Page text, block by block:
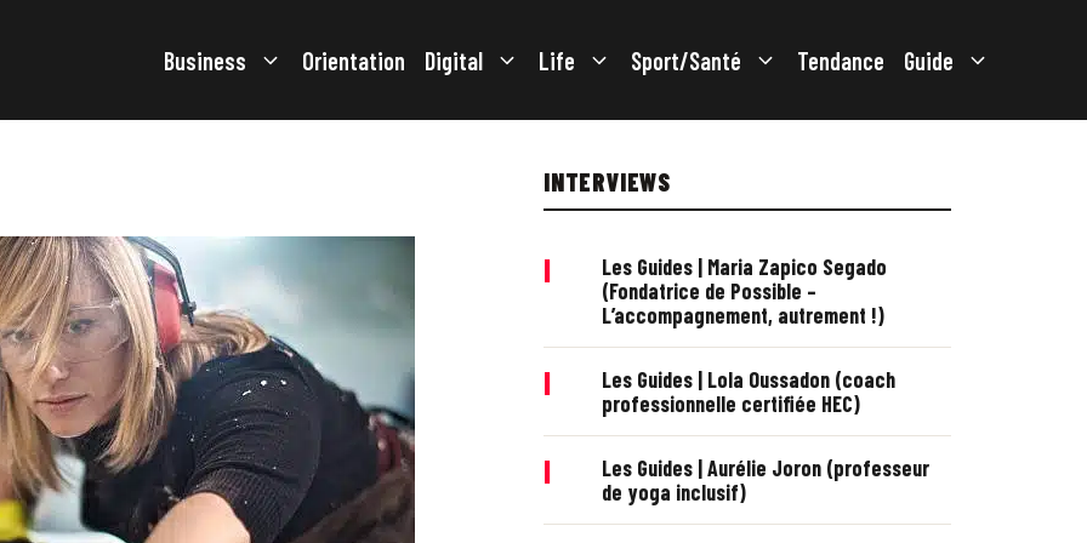
Business Orientation Digital Life Sport/Santé Tendance Guide
INTERVIEWS
|
Les Guides | Maria Zapico Segado
(Fondatrice de Possible –
L’accompagnement, autrement !)
|
Les Guides | Lola Oussadon (coach
professionnelle certifiée HEC)
|
Les Guides | Aurélie Joron (professeur
de yoga inclusif)